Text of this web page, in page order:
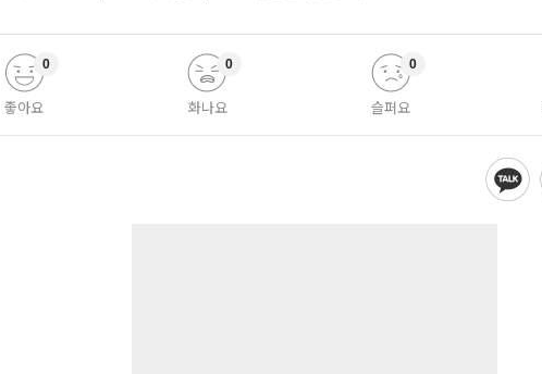
좋아요
0
화나요
0
슬퍼요
0